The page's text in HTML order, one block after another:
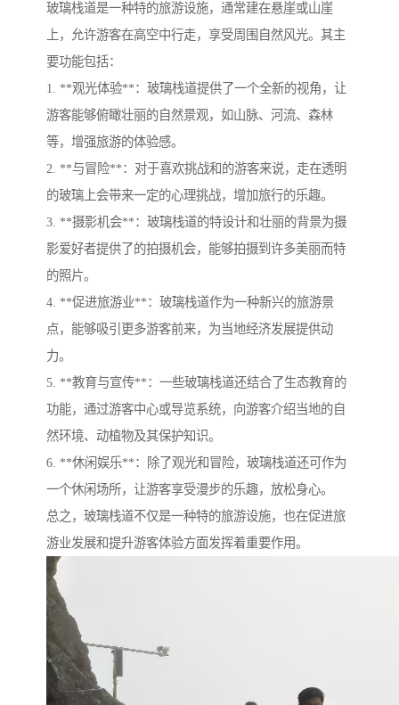
玻璃栈道是一种特的旅游设施，通常建在悬崖或山崖
上，允许游客在高空中行走，享受周围自然风光。其主
要功能包括：
1. **观光体验**：玻璃栈道提供了一个全新的视角，让
游客能够俯瞰壮丽的自然景观，如山脉、河流、森林
等，增强旅游的体验感。
2. **与冒险**：对于喜欢挑战和的游客来说，走在透明
的玻璃上会带来一定的心理挑战，增加旅行的乐趣。
3. **摄影机会**：玻璃栈道的特设计和壮丽的背景为摄
影爱好者提供了的拍摄机会，能够拍摄到许多美丽而特
的照片。
4. **促进旅游业**：玻璃栈道作为一种新兴的旅游景
点，能够吸引更多游客前来，为当地经济发展提供动
力。
5. **教育与宣传**：一些玻璃栈道还结合了生态教育的
功能，通过游客中心或导览系统，向游客介绍当地的自
然环境、动植物及其保护知识。
6. **休闲娱乐**：除了观光和冒险，玻璃栈道还可作为
一个休闲场所，让游客享受漫步的乐趣，放松身心。
总之，玻璃栈道不仅是一种特的旅游设施，也在促进旅
游业发展和提升游客体验方面发挥着重要作用。